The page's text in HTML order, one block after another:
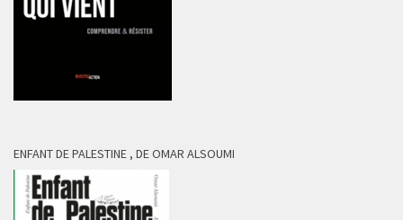
ENFANT DE PALESTINE , DE OMAR ALSOUMI